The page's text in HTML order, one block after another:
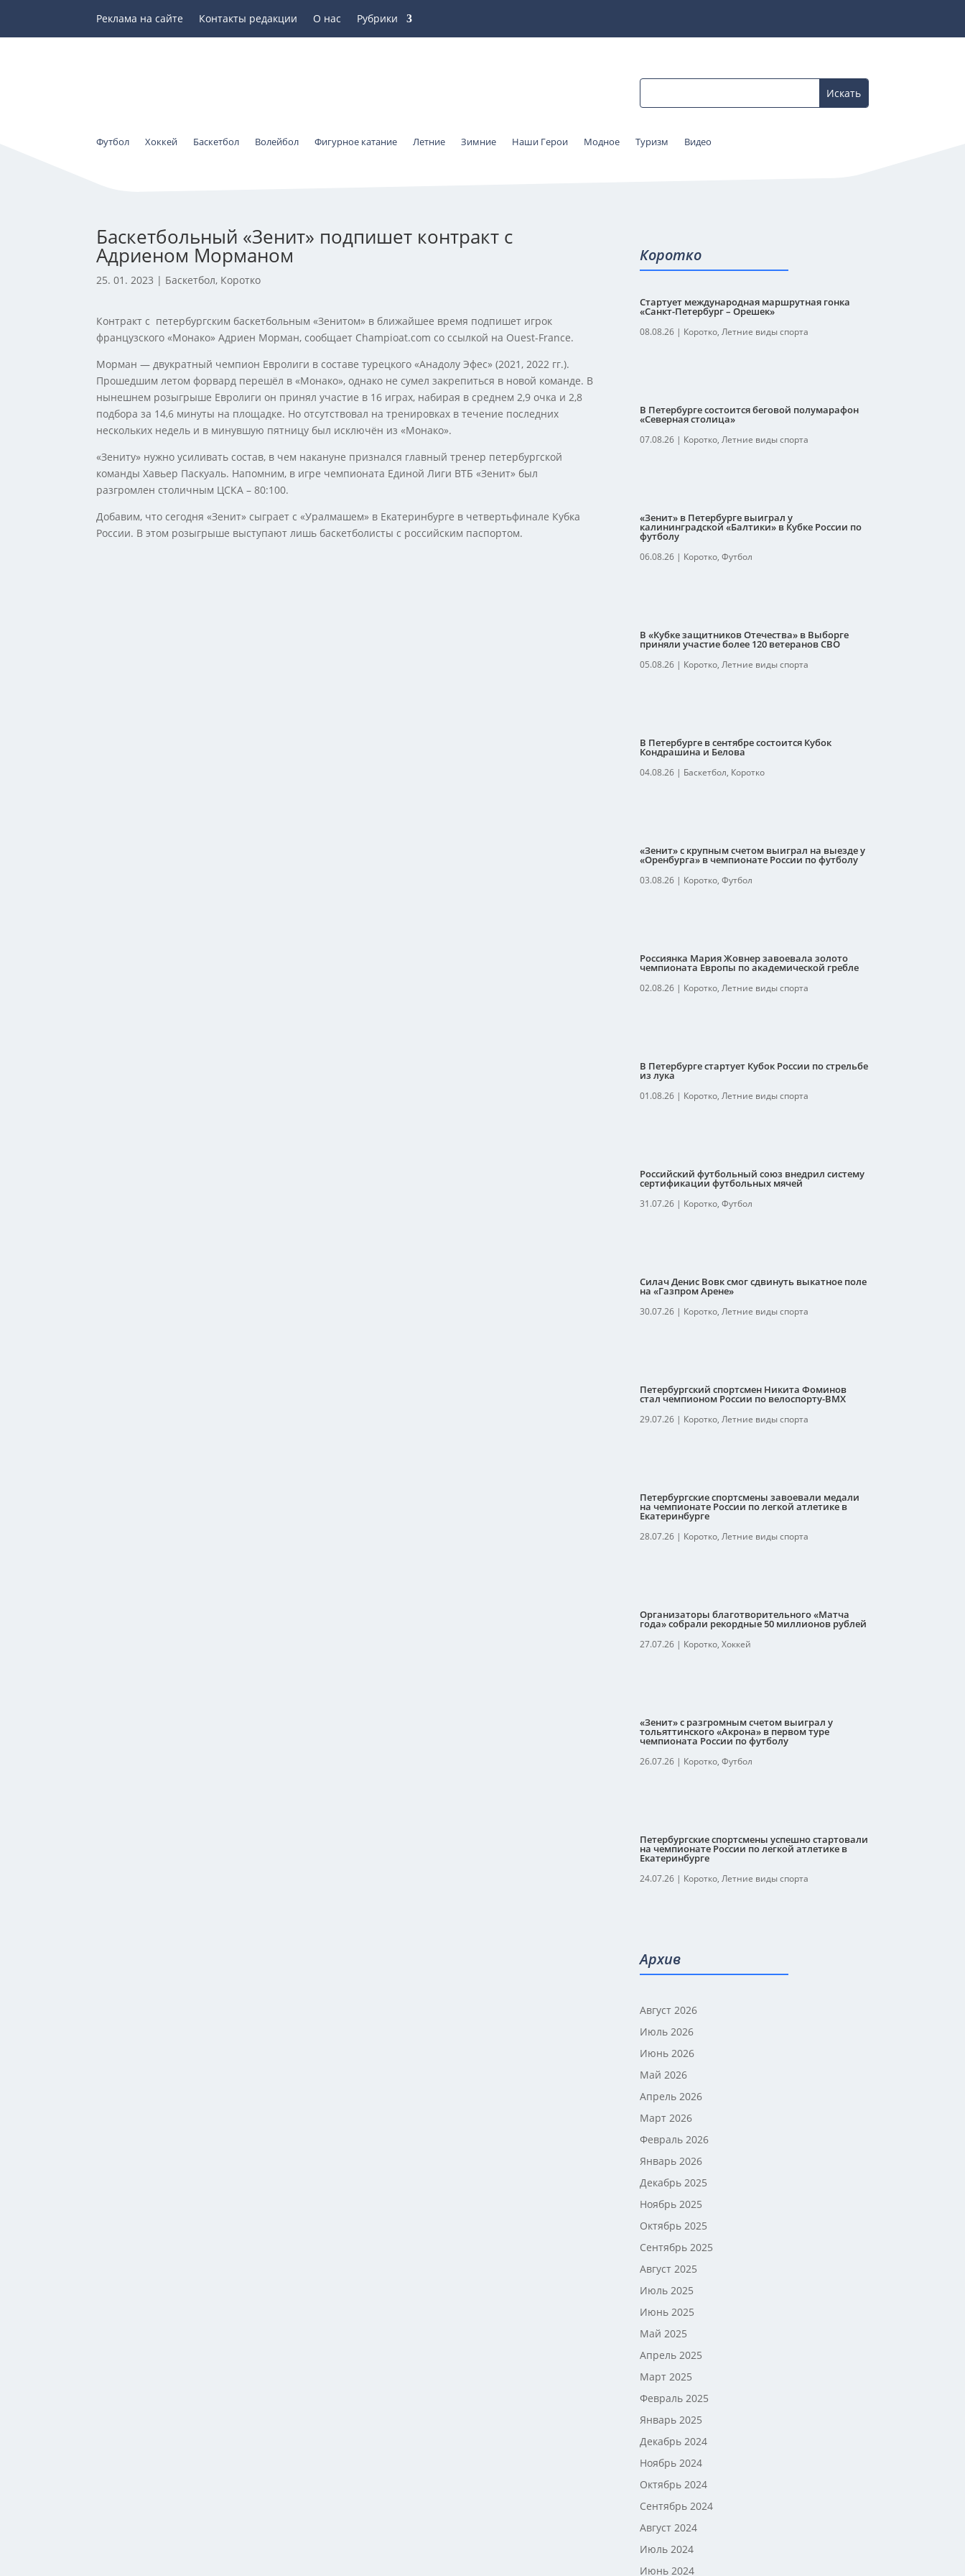
Реклама на сайте Контакты редакции О нас Рубрики
Футбол Хоккей Баскетбол Волейбол Фигурное катание Летние Зимние Наши Герои Модное Туризм Видео
Баскетбольный «Зенит» подпишет контракт с
Адриеном Морманом
25. 01. 2023 | Баскетбол, Коротко
Контракт с петербургским баскетбольным «Зенитом» в ближайшее время подпишет игрок
французского «Монако» Адриен Морман, сообщает Champioat.com со ссылкой на Ouest-France.
Морман — двукратный чемпион Евролиги в составе турецкого «Анадолу Эфес» (2021, 2022 гг.).
Прошедшим летом форвард перешёл в «Монако», однако не сумел закрепиться в новой команде. В
нынешнем розыгрыше Евролиги он принял участие в 16 играх, набирая в среднем 2,9 очка и 2,8
подбора за 14,6 минуты на площадке. Но отсутствовал на тренировках в течение последних
нескольких недель и в минувшую пятницу был исключён из «Монако».
«Зениту» нужно усиливать состав, в чем накануне признался главный тренер петербургской
команды Хавьер Паскуаль. Напомним, в игре чемпионата Единой Лиги ВТБ «Зенит» был
разгромлен столичным ЦСКА – 80:100.
Добавим, что сегодня «Зенит» сыграет с «Уралмашем» в Екатеринбурге в четвертьфинале Кубка
России. В этом розыгрыше выступают лишь баскетболисты с российским паспортом.
Коротко
Стартует международная маршрутная гонка
«Санкт-Петербург – Орешек»
08.08.26| Коротко, Летние виды спорта
В Петербурге состоится беговой полумарафон
«Северная столица»
07.08.26| Коротко, Летние виды спорта
«Зенит» в Петербурге выиграл у
калининградской «Балтики» в Кубке России по
футболу
06.08.26| Коротко, Футбол
В «Кубке защитников Отечества» в Выборге
приняли участие более 120 ветеранов СВО
05.08.26| Коротко, Летние виды спорта
В Петербурге в сентябре состоится Кубок
Кондрашина и Белова
04.08.26| Баскетбол, Коротко
«Зенит» с крупным счетом выиграл на выезде у
«Оренбурга» в чемпионате России по футболу
03.08.26| Коротко, Футбол
Россиянка Мария Жовнер завоевала золото
чемпионата Европы по академической гребле
02.08.26| Коротко, Летние виды спорта
В Петербурге стартует Кубок России по стрельбе
из лука
01.08.26| Коротко, Летние виды спорта
Российский футбольный союз внедрил систему
сертификации футбольных мячей
31.07.26| Коротко, Футбол
Силач Денис Вовк смог сдвинуть выкатное поле
на «Газпром Арене»
30.07.26| Коротко, Летние виды спорта
Петербургский спортсмен Никита Фоминов
стал чемпионом России по велоспорту-ВМХ
29.07.26| Коротко, Летние виды спорта
Петербургские спортсмены завоевали медали
на чемпионате России по легкой атлетике в
Екатеринбурге
28.07.26| Коротко, Летние виды спорта
Организаторы благотворительного «Матча
года» собрали рекордные 50 миллионов рублей
27.07.26| Коротко, Хоккей
«Зенит» с разгромным счетом выиграл у
тольяттинского «Акрона» в первом туре
чемпионата России по футболу
26.07.26| Коротко, Футбол
Петербургские спортсмены успешно стартовали
на чемпионате России по легкой атлетике в
Екатеринбурге
24.07.26| Коротко, Летние виды спорта
Архив
Август 2026
Июль 2026
Июнь 2026
Май 2026
Апрель 2026
Март 2026
Февраль 2026
Январь 2026
Декабрь 2025
Ноябрь 2025
Октябрь 2025
Сентябрь 2025
Август 2025
Июль 2025
Июнь 2025
Май 2025
Апрель 2025
Март 2025
Февраль 2025
Январь 2025
Декабрь 2024
Ноябрь 2024
Октябрь 2024
Сентябрь 2024
Август 2024
Июль 2024
Июнь 2024